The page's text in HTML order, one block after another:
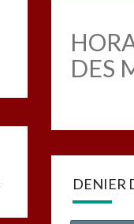
DES
DENIER